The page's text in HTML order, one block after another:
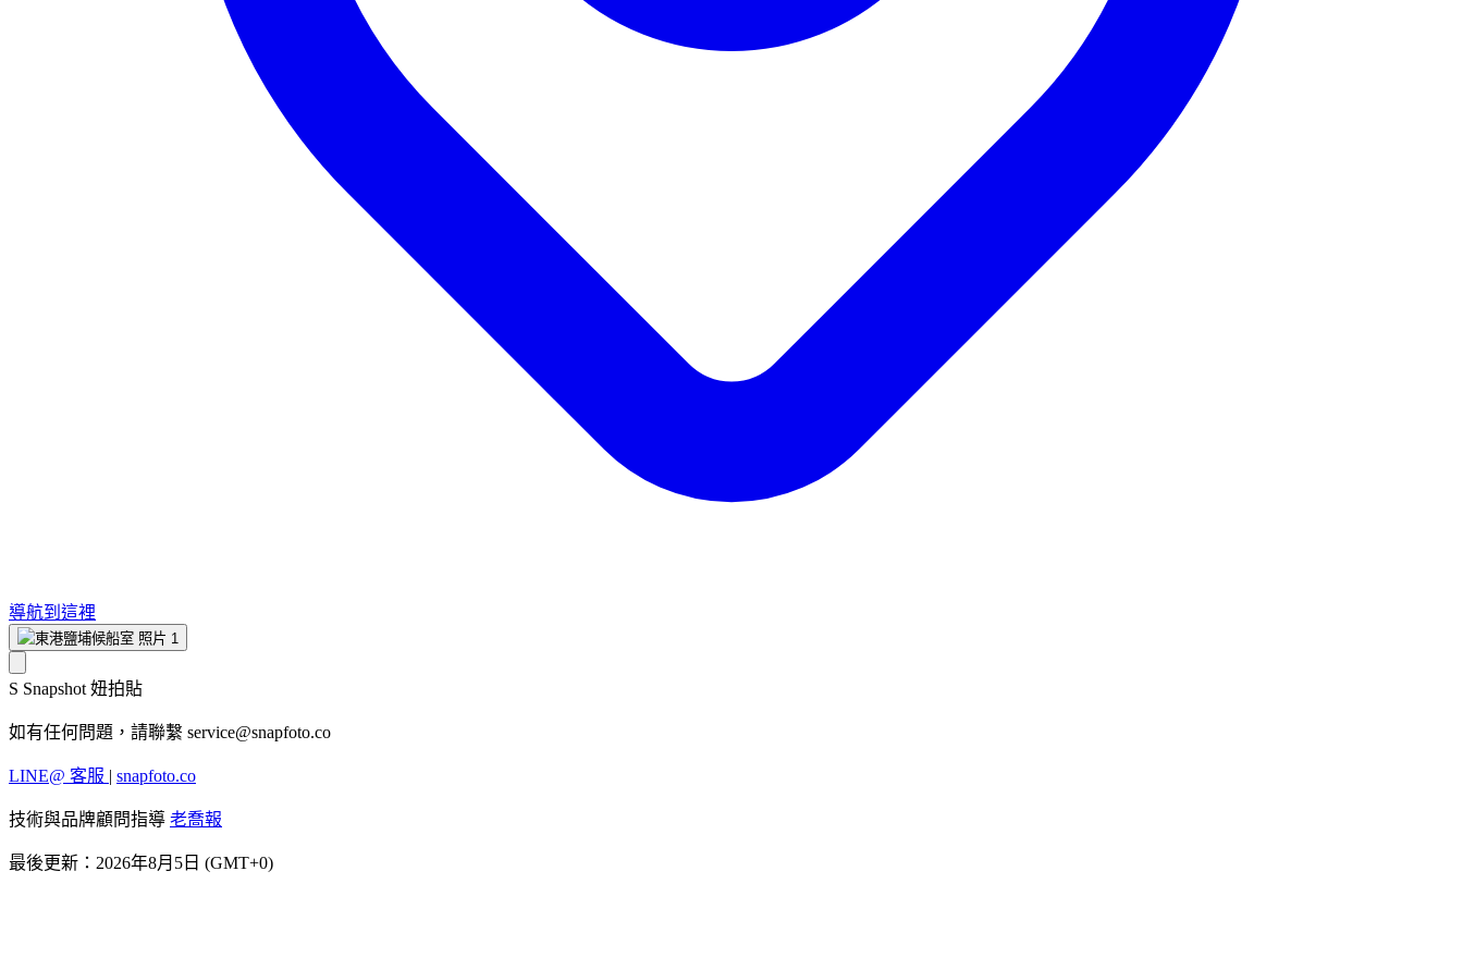
導航到這裡
S Snapshot 妞拍貼
如有任何問題，請聯繫 service@snapfoto.co
LINE@ 客服 | snapfoto.co
技術與品牌顧問指導 老喬報
最後更新：2026年8月5日 (GMT+0)